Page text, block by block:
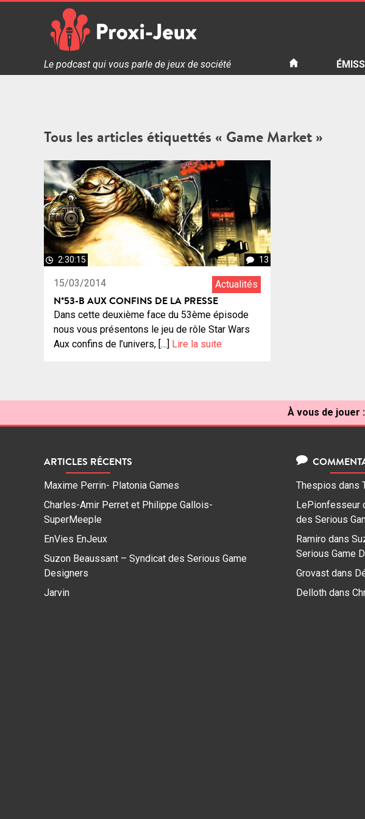
Proxi Jeux - Le podcast qui vous parle de jeux de société
Le podcast qui vous parle de jeux de société
Tous les articles étiquettés « Game Market »
2:30:15 13
15/03/2014 Actualités
N°53-B AUX CONFINS DE LA PRESSE
Dans cette deuxième face du 53ème épisode
nous vous présentons le jeu de rôle Star Wars
Aux confins de l’univers, […] Lire la suite
À vous de jouer :
ARTICLES RÉCENTS
Maxime Perrin- Platonia Games
Charles-Amir Perret et Philippe Gallois-
SuperMeeple
EnVies EnJeux
Suzon Beaussant – Syndicat des Serious Game
Designers
Jarvin
Thespios dans
LePionfesseur
des Serious
Ramiro dans
Serious Game
Grovast dans
Delloth dans